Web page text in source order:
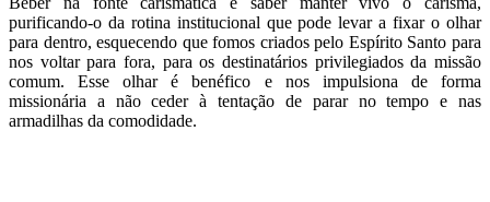
purificando-o da rotina institucional que pode levar a fixar o olhar
para dentro, esquecendo que fomos criados pelo Espírito Santo para
nos voltar para fora, para os destinatários privilegiados da missão
comum. Esse olhar é benéfico e nos impulsiona de forma
missionária a não ceder à tentação de parar no tempo e nas
armadilhas da comodidade.